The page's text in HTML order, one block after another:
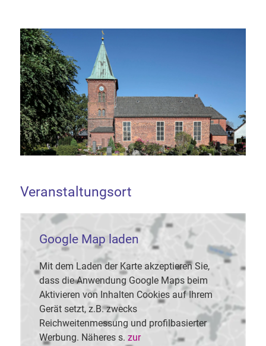
Veranstaltungsort
Google Map laden
Mit dem Laden der Karte akzeptieren Sie,
dass die Anwendung Google Maps beim
Aktivieren von Inhalten Cookies auf Ihrem
Gerät setzt, z.B. zwecks
Reichweitenmessung und profilbasierter
Werbung. Näheres s. zur